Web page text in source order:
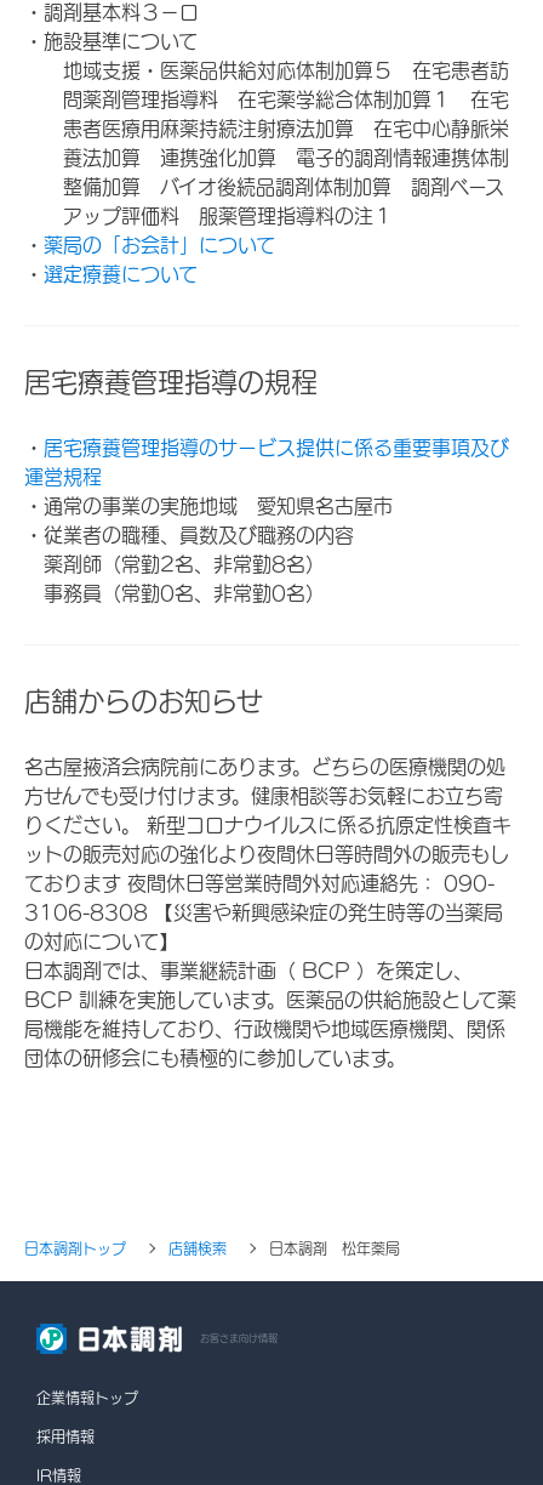
・調剤基本料３－ロ
・施設基準について
地域支援・医薬品供給対応体制加算５ 在宅患者訪
問薬剤管理指導料 在宅薬学総合体制加算１ 在宅
患者医療用麻薬持続注射療法加算 在宅中心静脈栄
養法加算 連携強化加算 電子的調剤情報連携体制
整備加算 バイオ後続品調剤体制加算 調剤ベース
アップ評価料 服薬管理指導料の注１
・ 薬局の「お会計」について
・ 選定療養について
居宅療養管理指導の規程
・ 居宅療養管理指導のサービス提供に係る重要事項及び
運営規程
・通常の事業の実施地域 愛知県名古屋市
・従業者の職種、員数及び職務の内容
薬剤師（常勤2名、非常勤8名）
事務員（常勤0名、非常勤0名）
店舗からのお知らせ
名古屋掖済会病院前にあります。どちらの医療機関の処
方せんでも受け付けます。健康相談等お気軽にお立ち寄
りください。 新型コロナウイルスに係る抗原定性検査キ
ットの販売対応の強化より夜間休日等時間外の販売もし
ております 夜間休日等営業時間外対応連絡先： 090-
3106-8308 【災害や新興感染症の発生時等の当薬局
の対応について】
日本調剤では、事業継続計画（ BCP ）を策定し、
BCP 訓練を実施しています。医薬品の供給施設として薬
局機能を維持しており、行政機関や地域医療機関、関係
団体の研修会にも積極的に参加しています。
日本調剤トップ 店舗検索 日本調剤 松年薬局
お客さま向け情報
企業情報トップ
採用情報
IR情報